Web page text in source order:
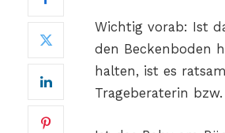
Wichtig vorab: Ist
den Beckenboden
halten, ist es
Trageberaterin